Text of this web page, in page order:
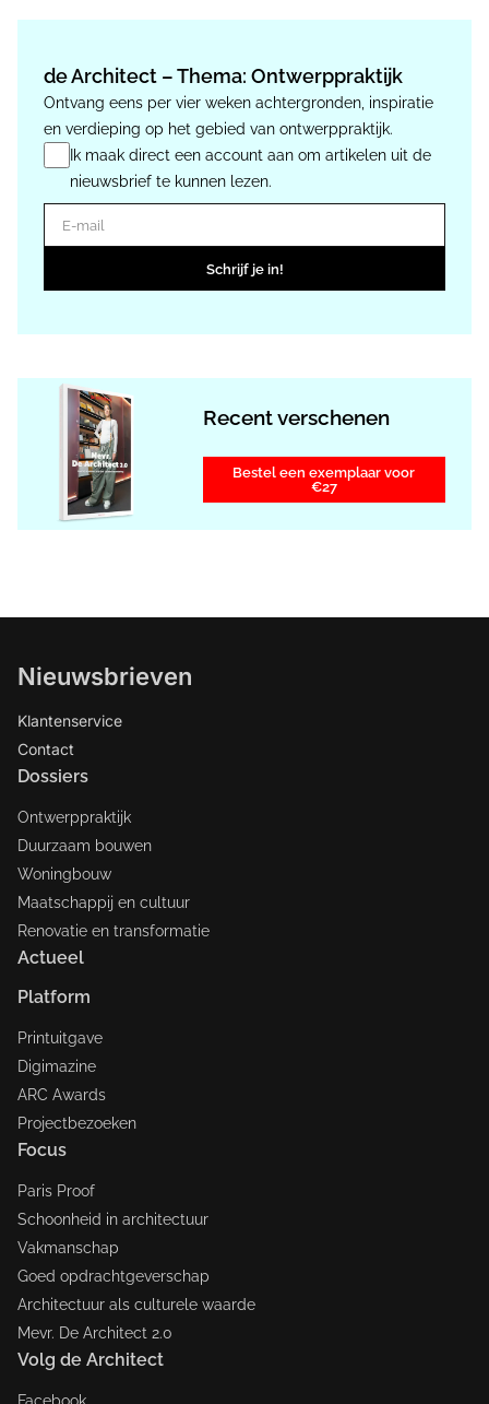
de Architect – Thema: Ontwerppraktijk
Ontvang eens per vier weken achtergronden, inspiratie
en verdieping op het gebied van ontwerppraktijk.
Ik maak direct een account aan om artikelen uit de
nieuwsbrief te kunnen lezen.
E-mail
Schrijf je in!
Recent verschenen
Bestel een exemplaar voor
€27
Nieuwsbrieven
Klantenservice
Contact
Dossiers
Ontwerppraktijk
Duurzaam bouwen
Woningbouw
Maatschappij en cultuur
Renovatie en transformatie
Actueel
Platform
Printuitgave
Digimazine
ARC Awards
Projectbezoeken
Focus
Paris Proof
Schoonheid in architectuur
Vakmanschap
Goed opdrachtgeverschap
Architectuur als culturele waarde
Mevr. De Architect 2.0
Volg de Architect